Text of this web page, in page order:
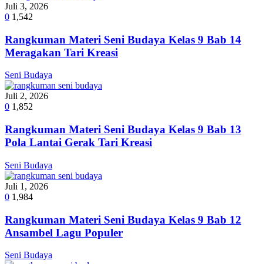
Juli 3, 2026
0 1,542
Rangkuman Materi Seni Budaya Kelas 9 Bab 14
Meragakan Tari Kreasi
Seni Budaya
Juli 2, 2026
0 1,852
Rangkuman Materi Seni Budaya Kelas 9 Bab 13
Pola Lantai Gerak Tari Kreasi
Seni Budaya
Juli 1, 2026
0 1,984
Rangkuman Materi Seni Budaya Kelas 9 Bab 12
Ansambel Lagu Populer
Seni Budaya